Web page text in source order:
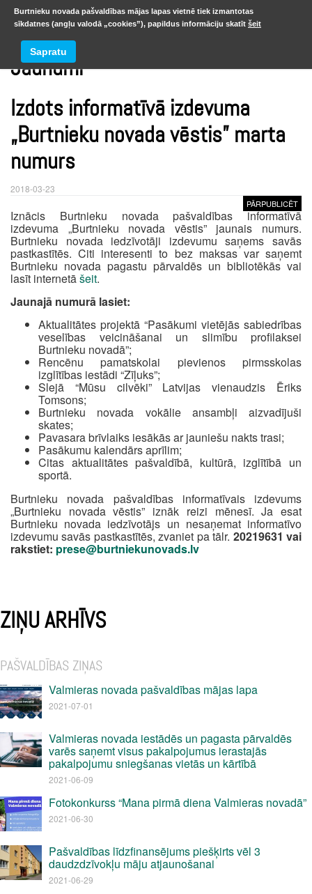
Jaunumi
Izdots informatīvā izdevuma
„Burtnieku novada vēstis” marta
numurs
2018-03-23
PĀRPUBLICĒT
Iznācis Burtnieku novada pašvaldības informatīvā
izdevuma „Burtnieku novada vēstis” jaunais numurs.
Burtnieku novada iedzīvotāji izdevumu saņems savās
pastkastītēs. Citi interesenti to bez maksas var saņemt
Burtnieku novada pagastu pārvaldēs un bibliotēkās vai
lasīt internetāšeit.
Jaunajā numurā lasiet:
Aktualitātes projektā “Pasākumi vietējās sabiedrības
veselības veicināšanai un slimību profilaksei
Burtnieku novadā”;
Rencēnu pamatskolai pievienos pirmsskolas
izglītības iestādi “Zīļuks”;
Slejā “Mūsu cilvēki” Latvijas vienaudzis Ēriks
Tomsons;
Burtnieku novada vokālie ansambļi aizvadījuši
skates;
Pavasara brīvlaiks iesākās ar jauniešu nakts trasi;
Pasākumu kalendārs aprīlim;
Citas aktualitātes pašvaldībā, kultūrā, izglītībā un
sportā.
Burtnieku novada pašvaldības informatīvais izdevums
„Burtnieku novada vēstis” iznāk reizi mēnesī. Ja esat
Burtnieku novada iedzīvotājs un nesaņemat informatīvo
izdevumu savās pastkastītēs, zvaniet pa tālr. 20219631 vai
rakstiet: prese@burtniekunovads.lv
ZIŅU ARHĪVS
PAŠVALDĪBAS ZIŅAS
Valmieras novada pašvaldības mājas lapa
2021-07-01
Valmieras novada iestādēs un pagasta pārvaldēs
varēs saņemt visus pakalpojumus ierastajās
pakalpojumu sniegšanas vietās un kārtībā
2021-06-09
Fotokonkurss “Mana pirmā diena Valmieras novadā”
2021-06-30
Pašvaldības līdzfinansējums piešķirts vēl 3
daudzdzīvokļu māju atjaunošanai
2021-06-29
Burtnieku novada pašvaldības mājas lapas vietnē tiek izmantotas
sīkdatnes (angļu valodā „cookies”), papildus informāciju skatīt šeit
Sapratu